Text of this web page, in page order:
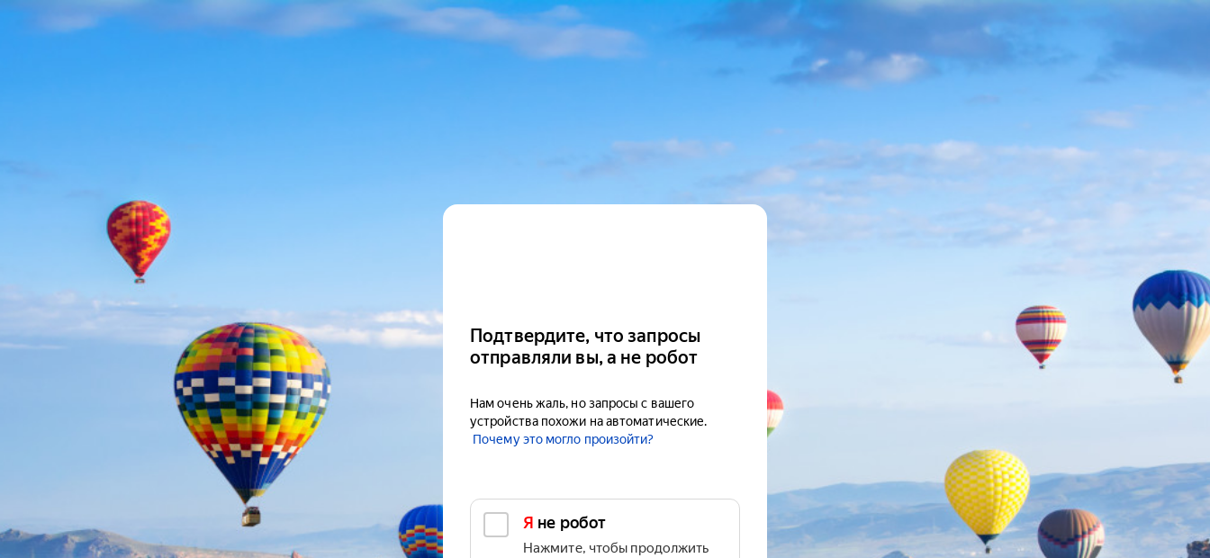
Подтвердите, что запросы
отправляли вы, а не робот
Нам очень жаль, но запросы с вашего
устройства похожи на автоматические.
Почему это могло произойти?
Я не робот
Нажмите, чтобы продолжить